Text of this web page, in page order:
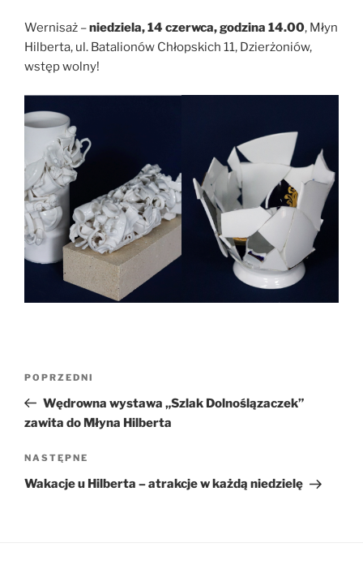
Wernisaż –niedziela, 14 czerwca, godzina 14.00, Młyn
Hilberta, ul. Batalionów Chłopskich 11, Dzierżoniów,
wstęp wolny!
Poprzedni
wpis
POPRZEDNI
Wędrowna wystawa „Szlak Dolnoślązaczek”
zawita do Młyna Hilberta
Następny
wpis
NASTĘPNE
Wakacje u Hilberta – atrakcje w każdą niedzielę